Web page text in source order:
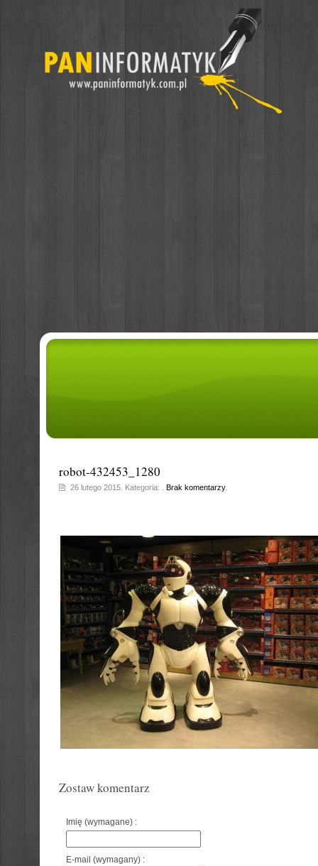
robot-432453_1280
26 lutego 2015. Kategoria: . Brak komentarzy.
Zostaw komentarz
Imię (wymagane) :
E-mail (wymagany) :